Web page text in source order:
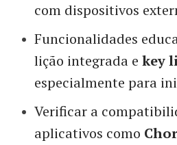
com dispositivos
Funcionalidades
lição integrada e key
especialmente para
Verificar a
aplicativos como